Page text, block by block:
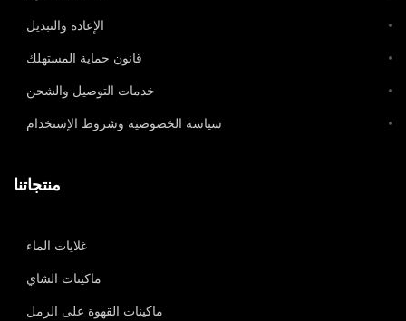
الإعادة والتبديل
قانون حماية المستهلك
خدمات التوصيل والشحن
سياسة الخصوصية وشروط الإستخدام
منتجاتنا
غلايات الماء
ماكينات الشاي
ماكينات القهوة على الرمل